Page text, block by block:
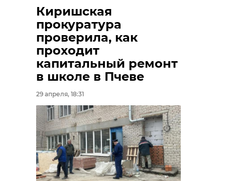
Киришская
прокуратура
проверила, как
проходит
капитальный ремонт
в школе в Пчеве
29 апреля, 18:31